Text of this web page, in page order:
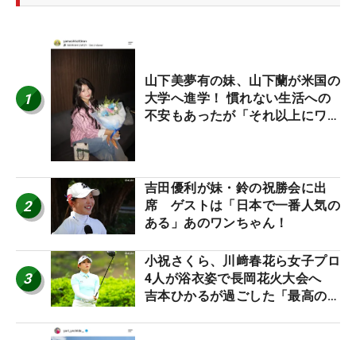
1
山下美夢有の妹、山下蘭が米国の
大学へ進学！ 慣れない生活への
不安もあったが「それ以上にワク
2
吉田優利が妹・鈴の祝勝会に出
席 ゲストは「日本で一番人気の
ある」あのワンちゃん！
3
小祝さくら、川﨑春花ら女子プロ
4人が浴衣姿で長岡花火大会へ
吉本ひかるが過ごした「最高の夏